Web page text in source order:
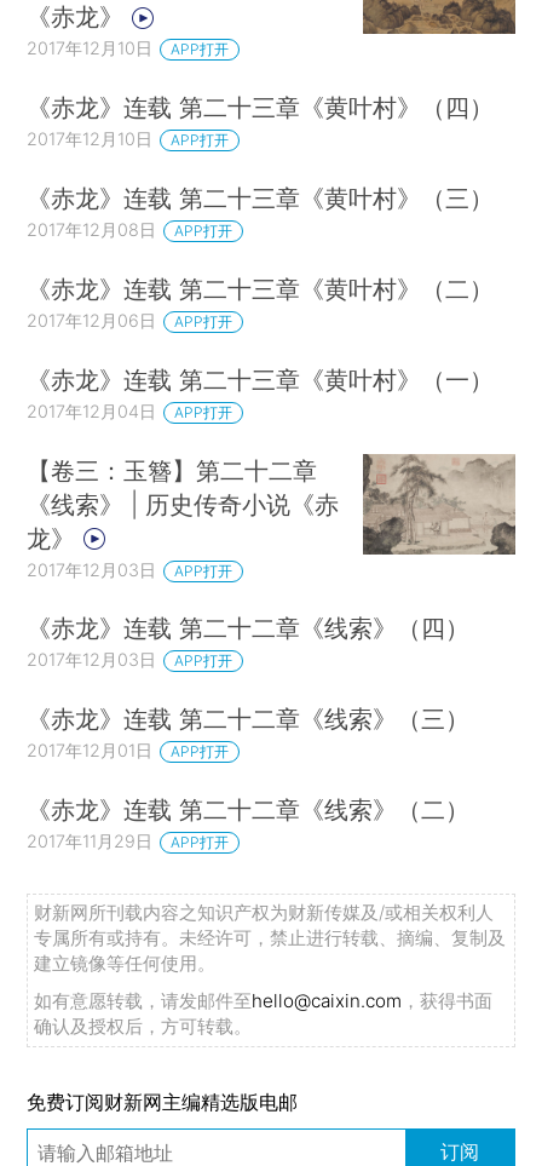
《赤龙》
2017年12月10日 APP打开
《赤龙》连载 第二十三章《黄叶村》（四）
2017年12月10日 APP打开
《赤龙》连载 第二十三章《黄叶村》（三）
2017年12月08日 APP打开
《赤龙》连载 第二十三章《黄叶村》（二）
2017年12月06日 APP打开
《赤龙》连载 第二十三章《黄叶村》（一）
2017年12月04日 APP打开
【卷三：玉簪】第二十二章
《线索》 | 历史传奇小说《赤
龙》
2017年12月03日 APP打开
《赤龙》连载 第二十二章《线索》（四）
2017年12月03日 APP打开
《赤龙》连载 第二十二章《线索》（三）
2017年12月01日 APP打开
《赤龙》连载 第二十二章《线索》（二）
2017年11月29日 APP打开
财新网所刊载内容之知识产权为财新传媒及/或相关权利人
专属所有或持有。未经许可，禁止进行转载、摘编、复制及
建立镜像等任何使用。
如有意愿转载，请发邮件至hello@caixin.com ，获得书面
确认及授权后，方可转载。
免费订阅财新网主编精选版电邮
订阅